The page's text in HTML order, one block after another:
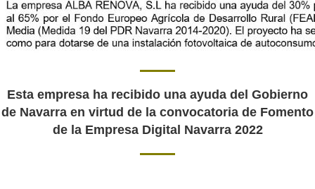
Esta empresa ha recibido una ayuda del Gobierno
de Navarra en virtud de la convocatoria de Fomento
de la Empresa Digital Navarra 2022